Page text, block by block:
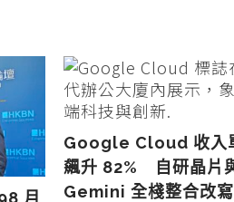
Google Cloud 收入
飆升 82% 自研晶片
Gemini 全棧整合改